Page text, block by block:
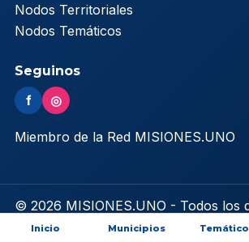
Nodos Territoriales
Nodos Temáticos
Seguinos
f ◎
Miembro de la Red MISIONES.UNO
© 2026 MISIONES.UNO - Todos los
reservados
Inicio Municipios